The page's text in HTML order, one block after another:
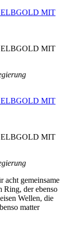
MIT
MIT
MIT
MIT
acht gemeinsame
Ring, der ebenso
Wellen, die
matter